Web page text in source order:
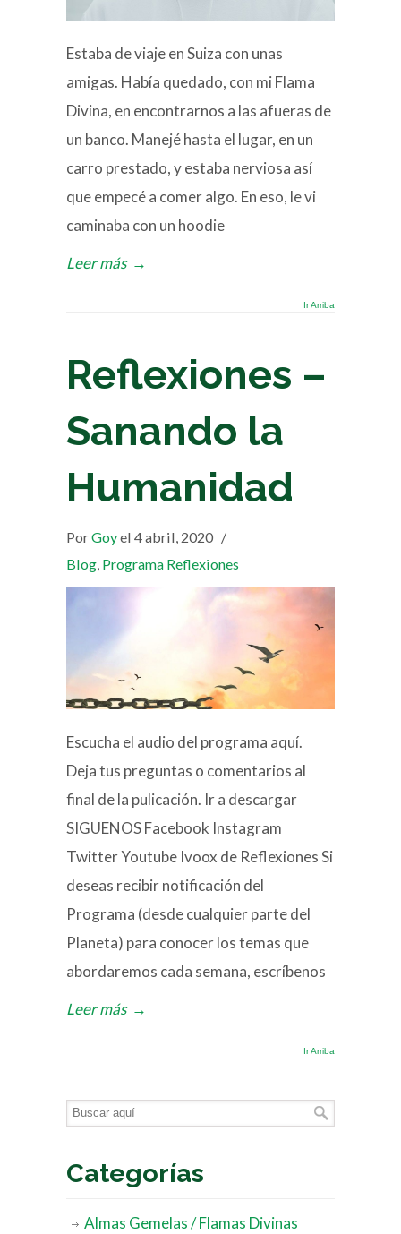
Estaba de viaje en Suiza con unas
amigas. Había quedado, con mi Flama
Divina, en encontrarnos a las afueras de
un banco. Manejé hasta el lugar, en un
carro prestado, y estaba nerviosa así
que empecé a comer algo. En eso, le vi
caminaba con un hoodie
Leer más →
Ir Arriba
Reflexiones –
Sanando la
Humanidad
PorGoyel 4 abril, 2020 /
Blog, Programa Reflexiones
Escucha el audio del programa aquí.
Deja tus preguntas o comentarios al
final de la pulicación. Ir a descargar
SIGUENOS Facebook Instagram
Twitter Youtube Ivoox de Reflexiones Si
deseas recibir notificación del
Programa (desde cualquier parte del
Planeta) para conocer los temas que
abordaremos cada semana, escríbenos
Leer más →
Ir Arriba
Categorías
Almas Gemelas / Flamas Divinas